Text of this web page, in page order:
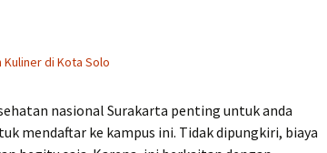
Kuliner di Kota Solo
nasional Surakarta penting untuk anda
mendaftar ke kampus ini. Tidak dipungkiri, biaya